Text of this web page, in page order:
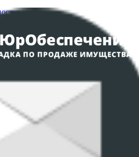
и проведения торгов
обработки персональных
ОБРАБОТКИ COOKIE-